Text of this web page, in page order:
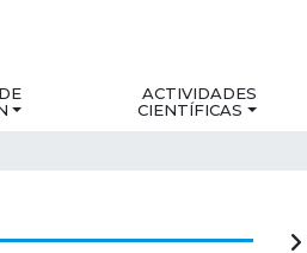
ACTIVIDADES
CIENTÍFICAS